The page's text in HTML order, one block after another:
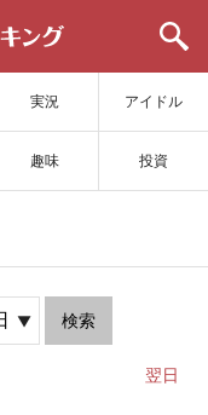
実況 アイドル
趣味 投資
検索
翌日